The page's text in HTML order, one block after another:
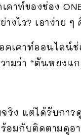
คาท์ของช่อง
งไร? เอาง่าย
คาท์ออนไลน์ช่
มว่า “ตันหยง
ง แต่ได้รับการ
กับติดตามดูอา